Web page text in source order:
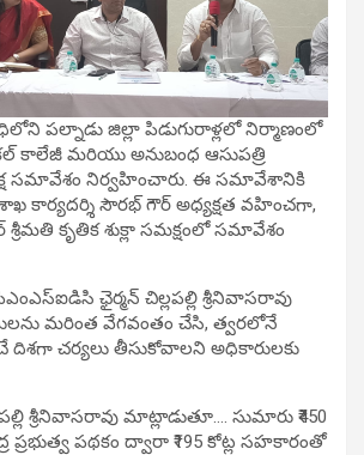
పల్నాడు జిల్లా పిడుగురాళ్లలో నిర్మాణంలో
కాలేజీ మరియు అనుబంధ ఆసుపత్రి
సమావేశం నిర్వహించారు. ఈ సమావేశానికి
కార్యదర్శి సౌరభ్ గౌర్ అధ్యక్షత వహించగా,
శ్రీమతి కృతిక శుక్లా సమక్షంలో సమావేశం
ఛైర్మన్ చిల్లపల్లి శ్రీనివాసరావు
మరింత వేగవంతం చేసి, త్వరలోనే
దిశగా చర్యలు తీసుకోవాలని అధికారులకు
శ్రీనివాసరావు మాట్లాడుతూ…. సుమారు ₹450
ప్రభుత్వ పథకం ద్వారా ₹195 కోట్ల సహకారంతో